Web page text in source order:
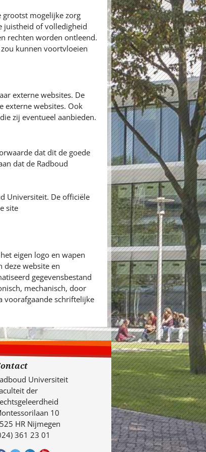
grootst mogelijke zorg
juistheid of volledigheid
rechten worden ontleend.
kunnen voortvloeien
externe websites. De
externe websites. Ook
zij eventueel aanbieden.
dat dit de goede
dat de Radboud
Universiteit. De officiële
site
eigen logo en wapen
deze website en
gegevensbestand
mechanisch, door
voorafgaande schriftelijke
Universiteit
der
10
HR Nijmegen
361 23 01